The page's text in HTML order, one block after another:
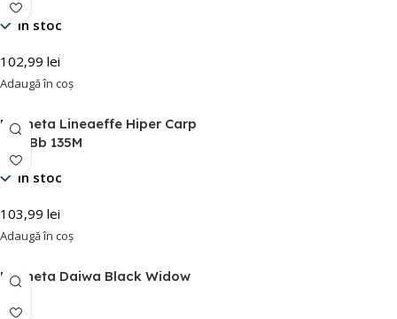
În stoc
102,99 lei
Adaugă în coș
Mulineta Lineaeffe Hiper Carp
Rd 4Bb 135M
În stoc
103,99 lei
Adaugă în coș
Mulineta Daiwa Black Widow